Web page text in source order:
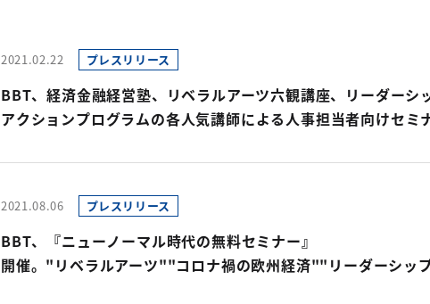
2021.02.22 プレスリリース
BBT、経済金融経営塾、リベラルアーツ六観講座、リーダーシ
アクションプログラムの各人気講師による人事担当者向けセミ
2021.08.06 プレスリリース
BBT、『ニューノーマル時代の無料セミナー』
開催。"リベラルアーツ""コロナ禍の欧州経済""リーダーシッ